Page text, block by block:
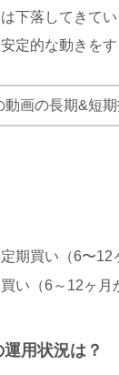
下落してきてい
定的な動きをす
動画の長期&短
期買い（6〜12
い（6～12ヶ月
運用状況は？